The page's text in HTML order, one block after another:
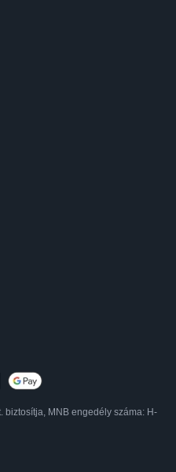
biztosítja, MNB engedély száma: H-